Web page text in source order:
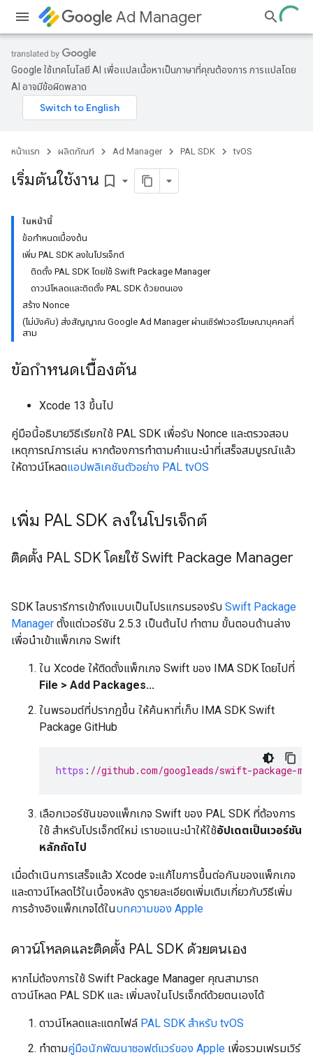
Ad Manager
Google ใช้เทคโนโลยี AI เพื่อแปลเนื้อหาเป็นภาษาที่คุณต้องการ การแปลโดย
AI อาจมีข้อผิดพลาด
หน้าแรก ผลิตภัณฑ์ Ad Manager PAL SDK tvOS
เริ่มต้นใช้งาน bookmark_border
ในหน้านี้
ข้อกำหนดเบื้องต้น
เพิ่ม PAL SDK ลงในโปรเจ็กต์
ติดตั้ง PAL SDK โดยใช้ Swift Package Manager
ดาวน์โหลดและติดตั้ง PAL SDK ด้วยตนเอง
สร้าง Nonce
(ไม่บังคับ) ส่งสัญญาณ Google Ad Manager ผ่านเซิร์ฟเวอร์โฆษณาบุคคลที่
สาม
ข้อกำหนดเบื้องต้น
Xcode 13 ขึ้นไป
คู่มือนี้อธิบายวิธีเรียกใช้ PAL SDK เพื่อรับ Nonce และตรวจสอบ
เหตุการณ์การเล่น หากต้องการทำตามคำแนะนำที่เสร็จสมบูรณ์แล้ว
ให้ดาวน์โหลดแอปพลิเคชันตัวอย่าง PAL tvOS
เพิ่ม PAL SDK ลงในโปรเจ็กต์
ติดตั้ง PAL SDK โดยใช้ Swift Package Manager
SDK ไลบรารีการเข้าถึงแบบเป็นโปรแกรมรองรับ Swift Package
Manager ตั้งแต่เวอร์ชัน 2.5.3 เป็นต้นไป ทำตาม ขั้นตอนด้านล่าง
เพื่อนำเข้าแพ็กเกจ Swift
ใน Xcode ให้ติดตั้งแพ็กเกจ Swift ของ IMA SDK โดยไปที่
File > Add Packages...
ในพรอมต์ที่ปรากฏขึ้น ให้ค้นหาที่เก็บ IMA SDK Swift
Package GitHub
https : //github.com/googleads/swift-package-
เลือกเวอร์ชันของแพ็กเกจ Swift ของ PAL SDK ที่ต้องการ
ใช้ สำหรับโปรเจ็กต์ใหม่ เราขอแนะนำให้ใช้อัปเดตเป็นเวอร์ชัน
หลักถัดไป
เมื่อดำเนินการเสร็จแล้ว Xcode จะแก้ไขการขึ้นต่อกันของแพ็กเกจ
และดาวน์โหลดไว้ในเบื้องหลัง ดูรายละเอียดเพิ่มเติมเกี่ยวกับวิธีเพิ่ม
การอ้างอิงแพ็กเกจได้ในบทความของ Apple
ดาวน์โหลดและติดตั้ง PAL SDK ด้วยตนเอง
หากไม่ต้องการใช้ Swift Package Manager คุณสามารถ
ดาวน์โหลด PAL SDK และ เพิ่มลงในโปรเจ็กต์ด้วยตนเองได้
ดาวน์โหลดและแตกไฟล์ PAL SDK สำหรับ tvOS
ทำตามคู่มือนักพัฒนาซอฟต์แวร์ของ Apple เพื่อรวมเฟรมเวิร์